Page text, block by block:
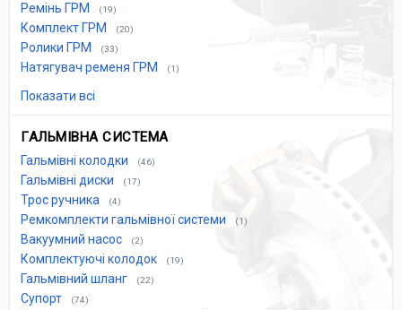
Ремінь ГРМ (19)
Комплект ГРМ (20)
Ролики ГРМ (33)
Натягувач ременя ГРМ (1)
Показати всі
ГАЛЬМІВНА СИСТЕМА
Гальмівні колодки (46)
Гальмівні диски (17)
Трос ручника (4)
Ремкомплекти гальмівної системи (1)
Вакуумний насос (2)
Комплектуючі колодок (19)
Гальмівний шланг (22)
Супорт (74)